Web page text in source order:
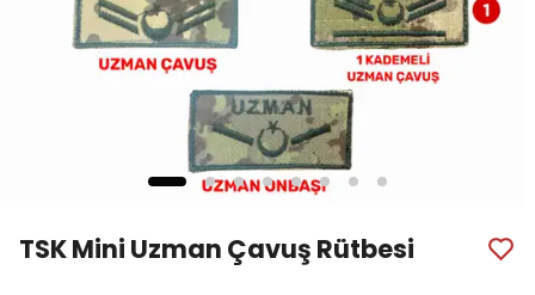
TSK Mini Uzman Çavuş Rütbesi